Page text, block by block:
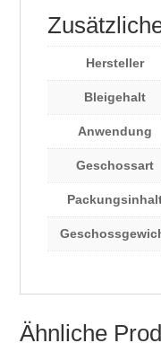
Hersteller
Bleigehalt
Anwendung
Geschossart
Ähnliche